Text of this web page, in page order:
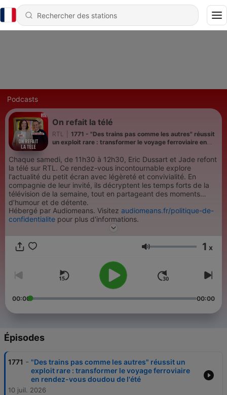
Podcasts
On refait la télé
RTL
1771 - "Des trains pas comme les autres" réussit
un exploit rare : transformer le voyage ferroviaire en
Chaque samedi, de 11h30 à 12h30, Eric Dussart et Jade refont
la télé sur RTL. Ce rendez-vous incontournable explore
l'actualité du petit écran avec légèreté et convivialité. En
compagnie de leur invité, ils décryptent les temps forts de la
télévision de la semaine, tout en partageant des moments
d’humour et de détente.
Hébergé par Audiomeans. Visitez audiomeans.fr/politique-de-
confidentialite pour plus d'informations.
Volume 1 x
00:00 00:00
Épisodes
1771 - "Des trains pas comme les autres" réussit un
exploit rare : transformer le voyage ferroviaire
en rendez-vous doudou de l'été
10 juil. 2026